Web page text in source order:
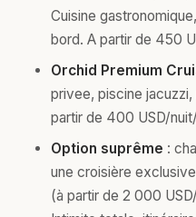
Cuisine
bord. A partir de 450
Orchid Premium
privee, piscine
partir de 400 USD/
Option suprême :
une croisière
(à partir de 2 000